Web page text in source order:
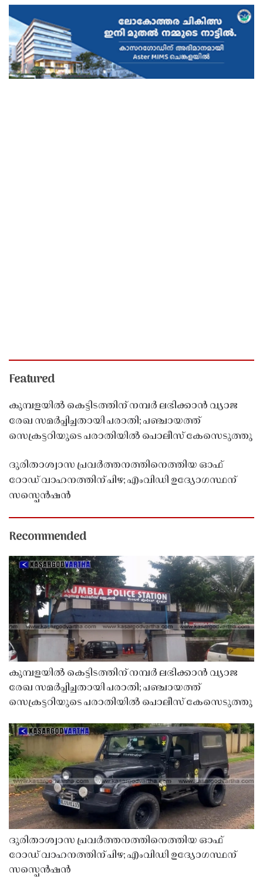
Featured
കുമ്പളയിൽ കെട്ടിടത്തിന് നമ്പർ ലഭിക്കാൻ വ്യാജ
രേഖ സമർപ്പിച്ചതായി പരാതി; പഞ്ചായത്ത്
സെക്രട്ടറിയുടെ പരാതിയിൽ പൊലീസ് കേസെടുത്തു
ദുരിതാശ്വാസ പ്രവർത്തനത്തിനെത്തിയ ഓഫ്
റോഡ് വാഹനത്തിന് പിഴ; എംവിഡി ഉദ്യോഗസ്ഥന്
സസ്പെൻഷൻ
Recommended
കുമ്പളയിൽ കെട്ടിടത്തിന് നമ്പർ ലഭിക്കാൻ വ്യാജ
രേഖ സമർപ്പിച്ചതായി പരാതി; പഞ്ചായത്ത്
സെക്രട്ടറിയുടെ പരാതിയിൽ പൊലീസ് കേസെടുത്തു
ദുരിതാശ്വാസ പ്രവർത്തനത്തിനെത്തിയ ഓഫ്
റോഡ് വാഹനത്തിന് പിഴ; എംവിഡി ഉദ്യോഗസ്ഥന്
സസ്പെൻഷൻ